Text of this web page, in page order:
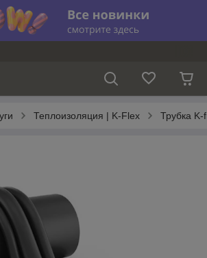
Теплоизоляция | K-Flex Трубка